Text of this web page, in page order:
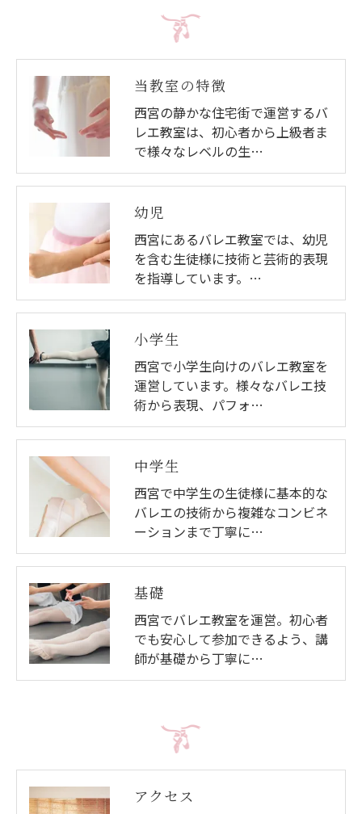
当教室の特徴
西宮の静かな住宅街で運営するバ
レエ教室は、初心者から上級者ま
で様々なレベルの生…
幼児
西宮にあるバレエ教室では、幼児
を含む生徒様に技術と芸術的表現
を指導しています。…
小学生
西宮で小学生向けのバレエ教室を
運営しています。様々なバレエ技
術から表現、パフォ…
中学生
西宮で中学生の生徒様に基本的な
バレエの技術から複雑なコンビネ
ーションまで丁寧に…
基礎
西宮でバレエ教室を運営。初心者
でも安心して参加できるよう、講
師が基礎から丁寧に…
アクセス